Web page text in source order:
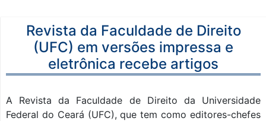
Revista da Faculdade de Direito
(UFC) em versões impressa e
eletrônica recebe artigos
A Revista da Faculdade de Direito da Universidade
Federal do Ceará (UFC), que tem como editores-chefes